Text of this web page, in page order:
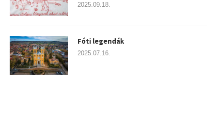
2025.09.18.
Fóti legendák
2025.07.16.